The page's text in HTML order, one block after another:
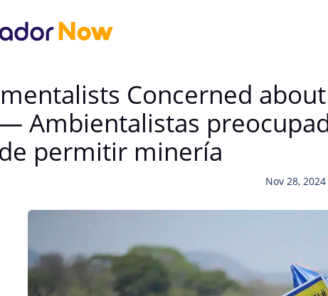
Concerned
Ambientalistas
permitir minería
Nov 28, 2024